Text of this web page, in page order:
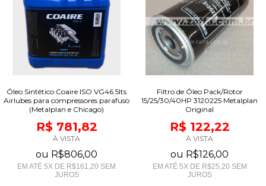
Óleo Sintético Coaire ISO VG46 5lts
Airlubes para compressores parafuso
(Metalplan e Chicago)
R$ 781,82
À VISTA
ou R$806,00
EM ATÉ 5X DE R$161,20 SEM
JUROS
Filtro de Óleo Pack/Rotor
15/25/30/40HP 3120225 Metalplan
Original
R$ 122,22
À VISTA
ou R$126,00
EM ATÉ 5X DE R$25,20 SEM
JUROS